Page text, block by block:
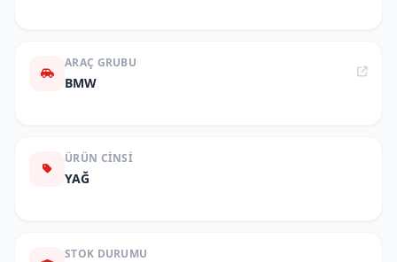
ARAÇ GRUBU
BMW
ÜRÜN CINSI
YAĞ
STOK DURUMU